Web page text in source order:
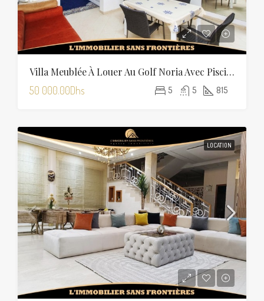
Villa Meublée À Louer Au Golf Noria Avec Piscine Privée
50 000.00Dhs 5 5 815
LOCATION